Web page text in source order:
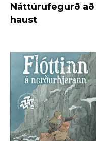
Náttúrufegurð
haust